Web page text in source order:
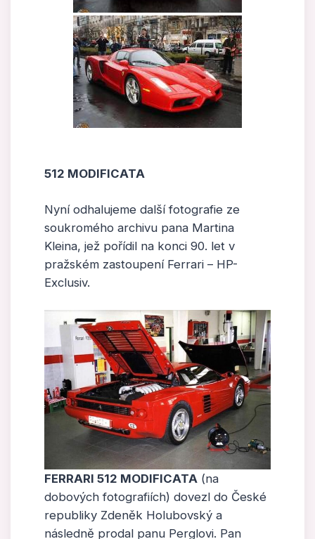
512 MODIFICATA
Nyní odhalujeme další fotografie ze
soukromého archivu pana Martina
Kleina, jež pořídil na konci 90. let v
pražském zastoupení Ferrari – HP-
Exclusiv.
FERRARI 512 MODIFICATA (na
dobových fotografiích) dovezl do České
republiky Zdeněk Holubovský a
následně prodal panu Perglovi. Pan